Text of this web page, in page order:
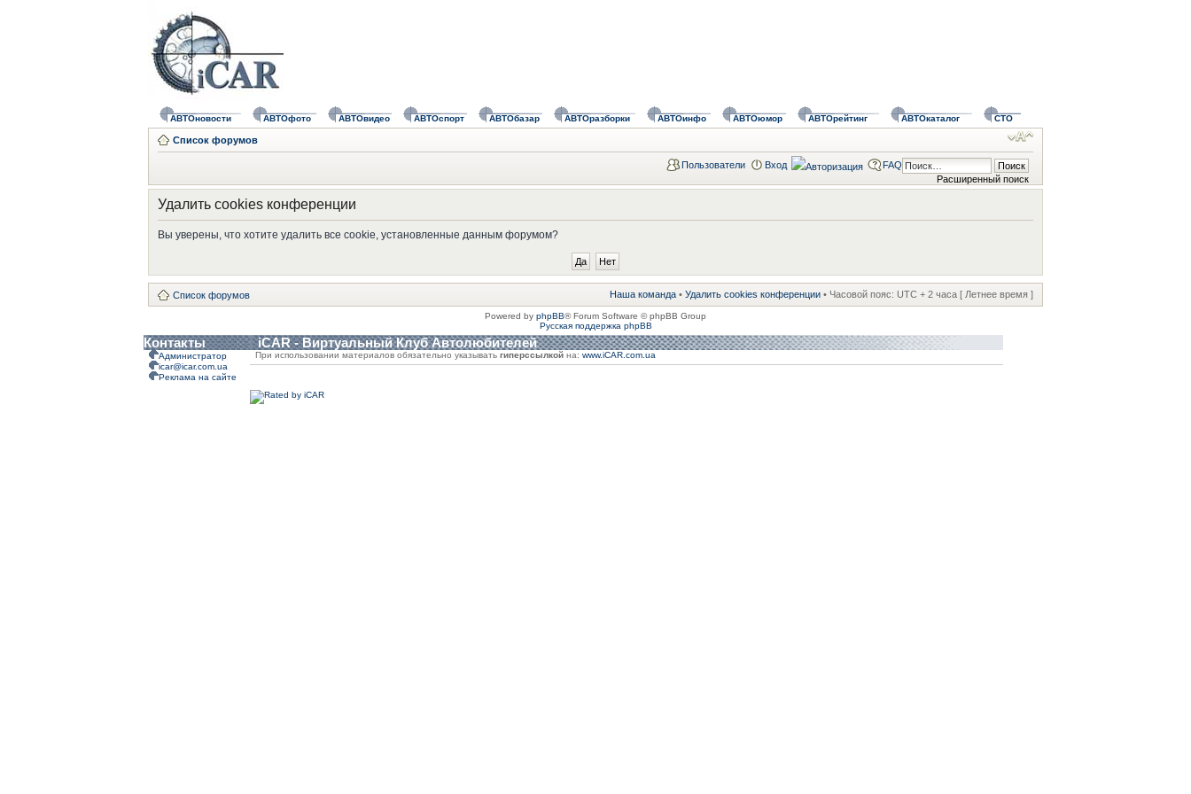
АВТОновости АВТОфото АВТОвидео АВТОспорт АВТОбазар АВТОразборки АВТОинфо АВТОюмор АВТОрейтинг АВТОкаталог СТО
Список форумов
Расширенный поиск
Пользователи Вход FAQ
Удалить cookies конференции
Вы уверены, что хотите удалить все cookie, установленные данным форумом?
Список форумов Наша команда • Удалить cookies конференции • Часовой пояс: UTC + 2 часа [ Летнее время ]
Powered by phpBB® Forum Software © phpBB Group
Русская поддержка phpBB
Контакты iCAR - Виртуальный Клуб Автолюбителей
Администратор
icar@icar.com.ua
Реклама на сайте
При использовании материалов обязательно указывать гиперссылкой на: www.iCAR.com.ua